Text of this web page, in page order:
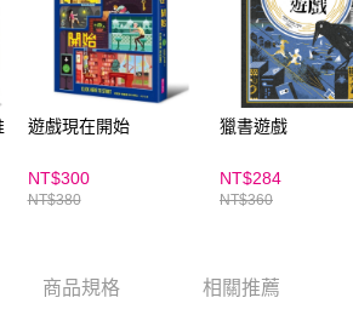
徵得法定代理人或監護人之同意方可使用
經同意申辦者引起之損失，本公司不負相關責
付」時，將依據個別帳號之用戶狀況，依本公司即
；若仍有額度不足之情形，本公司將視審查結果
或使用他人資訊註冊。若發現惡意使用之情形，
權停止該用戶之使用額度並採取法律行動。
遊戲現在開始
NT$300
NT$380
獵書遊戲
NT$284
NT$360
商品規格 相關推薦